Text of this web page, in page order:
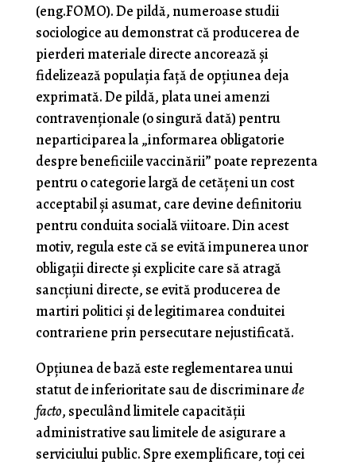
(eng.FOMO). De pildă, numeroase studii
sociologice au demonstrat că producerea de
pierderi materiale directe ancorează şi
fidelizează populaţia faţă de opţiunea deja
exprimată. De pildă, plata unei amenzi
contravenţionale (o singură dată) pentru
neparticiparea la „informarea obligatorie
despre beneficiile vaccinării” poate reprezenta
pentru o categorie largă de cetăţeni un cost
acceptabil şi asumat, care devine definitoriu
pentru conduita socială viitoare. Din acest
motiv, regula este că se evită impunerea unor
obligaţii directe şi explicite care să atragă
sancţiuni directe, se evită producerea de
martiri politici şi de legitimarea conduitei
contrariene prin persecutare nejustificată.
Opţiunea de bază este reglementarea unui
statut de inferioritate sau de discriminarede
facto, speculând limitele capacităţii
administrative sau limitele de asigurare a
serviciului public. Spre exemplificare, toţi cei